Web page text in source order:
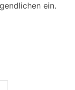
ein.